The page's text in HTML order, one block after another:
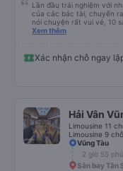
Lần đầu trải nghiệm với
của các bác tài, chuyến
nói chuyện rất vui vẻ, 10
xe, mặc dù mình nghĩ
là gì thì mình cũng mong
thân và nhg hành khách
nhà xe, chúc nhà xe luôn
Xem thêm
Xác nhận chỗ ngay
Hải Vân
Limousine 11
Limousine 9 chỗ
Vũng Tàu
2 giờ 55
Sân bay Tân